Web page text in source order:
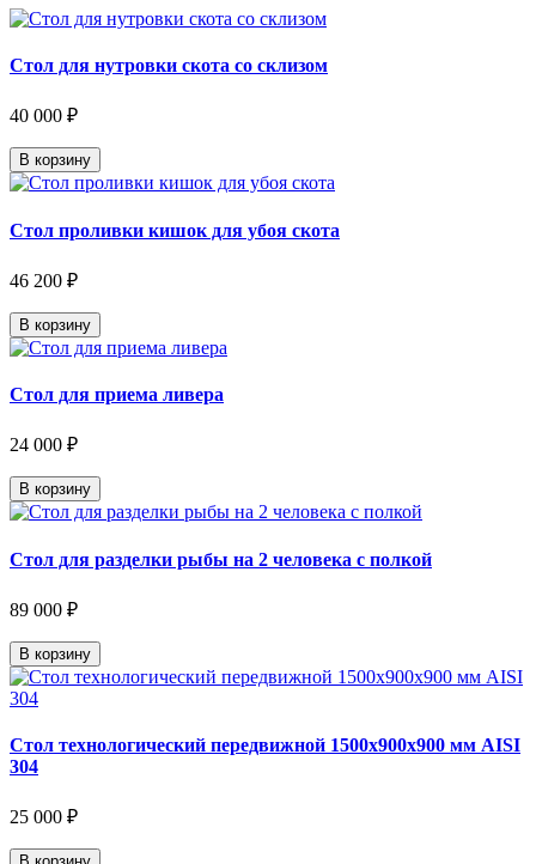
Стол для нутровки скота со склизом
40 000 ₽
В корзину
Стол проливки кишок для убоя скота
46 200 ₽
В корзину
Стол для приема ливера
24 000 ₽
В корзину
Стол для разделки рыбы на 2 человека с полкой
89 000 ₽
В корзину
Стол технологический передвижной 1500х900х900 мм AISI
304
25 000 ₽